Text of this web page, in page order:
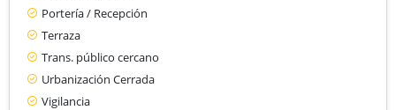
Portería / Recepción
Terraza
Trans. público cercano
Urbanización Cerrada
Vigilancia